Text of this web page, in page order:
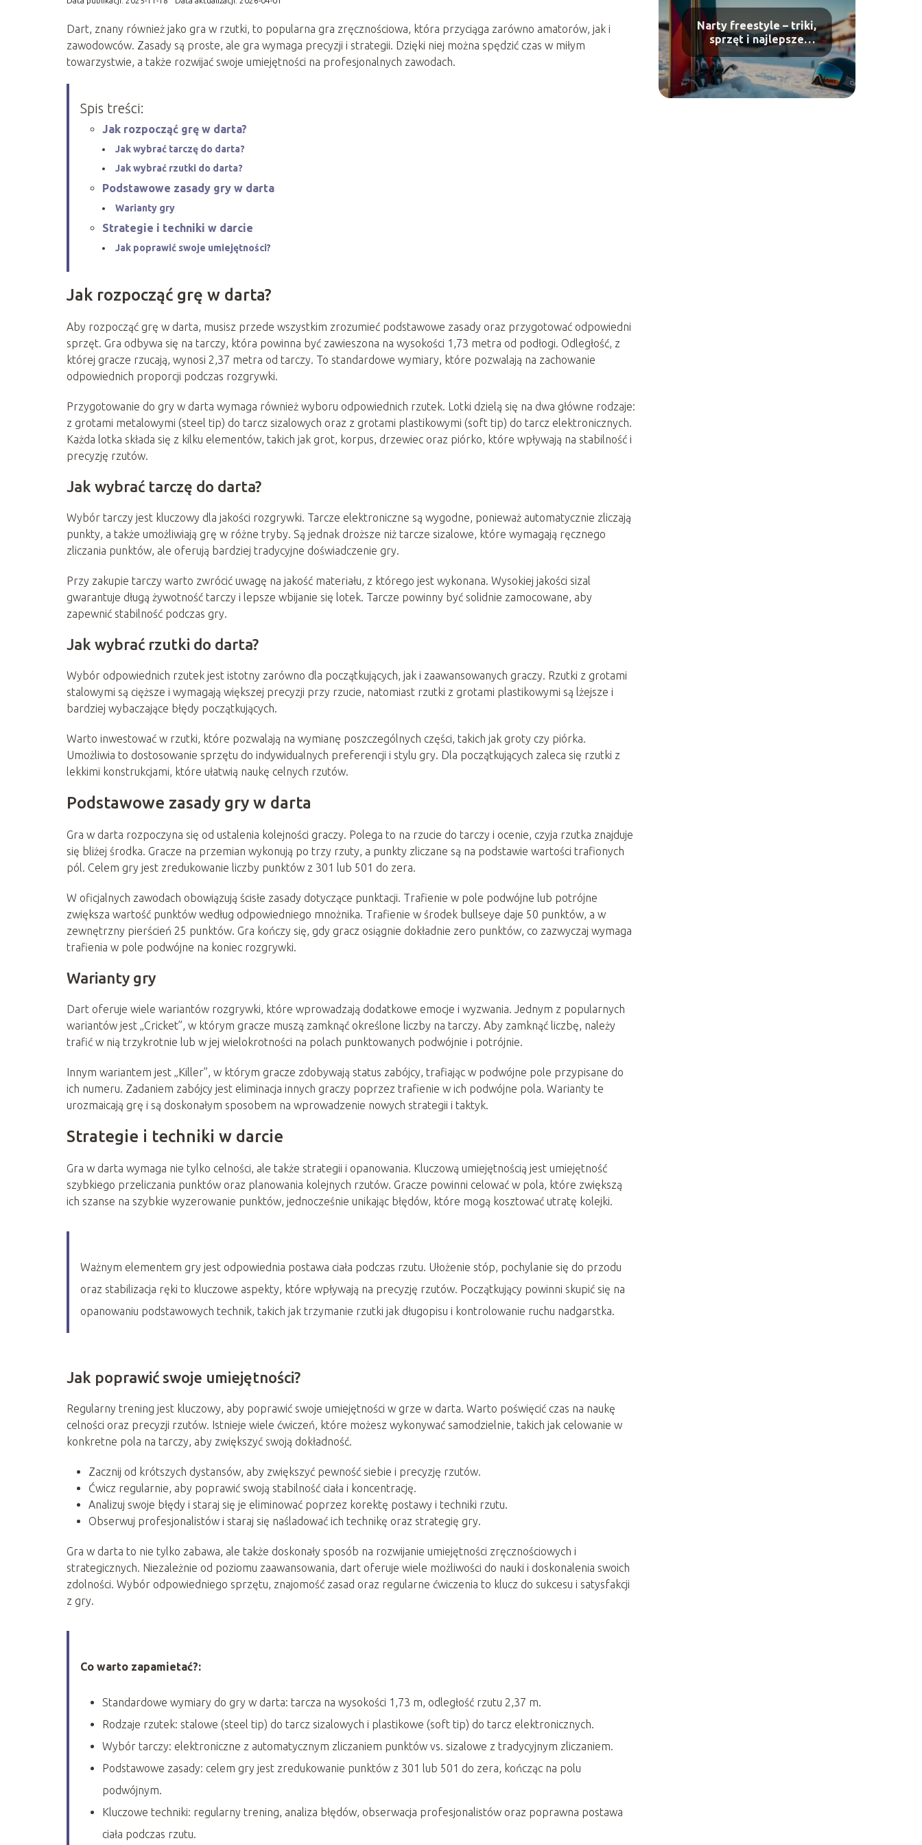
Dart, znany również jako gra w rzutki, to popularna gra zręcznościowa, która przyciąga zarówno amatorów, jak i
zawodowców. Zasady są proste, ale gra wymaga precyzji i strategii. Dzięki niej można spędzić czas w miłym
towarzystwie, a także rozwijać swoje umiejętności na profesjonalnych zawodach.
Spis treści:
Jak rozpocząć grę w darta?
Jak wybrać tarczę do darta?
Jak wybrać rzutki do darta?
Podstawowe zasady gry w darta
Warianty gry
Strategie i techniki w darcie
Jak poprawić swoje umiejętności?
Jak rozpocząć grę w darta?
Aby rozpocząć grę w darta, musisz przede wszystkim zrozumieć podstawowe zasady oraz przygotować odpowiedni
sprzęt. Gra odbywa się na tarczy, która powinna być zawieszona na wysokości 1,73 metra od podłogi. Odległość, z
której gracze rzucają, wynosi 2,37 metra od tarczy. To standardowe wymiary, które pozwalają na zachowanie
odpowiednich proporcji podczas rozgrywki.
Przygotowanie do gry w darta wymaga również wyboru odpowiednich rzutek. Lotki dzielą się na dwa główne rodzaje:
z grotami metalowymi (steel tip) do tarcz sizalowych oraz z grotami plastikowymi (soft tip) do tarcz elektronicznych.
Każda lotka składa się z kilku elementów, takich jak grot, korpus, drzewiec oraz piórko, które wpływają na stabilność i
precyzję rzutów.
Jak wybrać tarczę do darta?
Wybór tarczy jest kluczowy dla jakości rozgrywki. Tarcze elektroniczne są wygodne, ponieważ automatycznie zliczają
punkty, a także umożliwiają grę w różne tryby. Są jednak droższe niż tarcze sizalowe, które wymagają ręcznego
zliczania punktów, ale oferują bardziej tradycyjne doświadczenie gry.
Przy zakupie tarczy warto zwrócić uwagę na jakość materiału, z którego jest wykonana. Wysokiej jakości sizal
gwarantuje długą żywotność tarczy i lepsze wbijanie się lotek. Tarcze powinny być solidnie zamocowane, aby
zapewnić stabilność podczas gry.
Jak wybrać rzutki do darta?
Wybór odpowiednich rzutek jest istotny zarówno dla początkujących, jak i zaawansowanych graczy. Rzutki z grotami
stalowymi są cięższe i wymagają większej precyzji przy rzucie, natomiast rzutki z grotami plastikowymi są lżejsze i
bardziej wybaczające błędy początkujących.
Warto inwestować w rzutki, które pozwalają na wymianę poszczególnych części, takich jak groty czy piórka.
Umożliwia to dostosowanie sprzętu do indywidualnych preferencji i stylu gry. Dla początkujących zaleca się rzutki z
lekkimi konstrukcjami, które ułatwią naukę celnych rzutów.
Podstawowe zasady gry w darta
Gra w darta rozpoczyna się od ustalenia kolejności graczy. Polega to na rzucie do tarczy i ocenie, czyja rzutka znajduje
się bliżej środka. Gracze na przemian wykonują po trzy rzuty, a punkty zliczane są na podstawie wartości trafionych
pól. Celem gry jest zredukowanie liczby punktów z 301 lub 501 do zera.
W oficjalnych zawodach obowiązują ścisłe zasady dotyczące punktacji. Trafienie w pole podwójne lub potrójne
zwiększa wartość punktów według odpowiedniego mnożnika. Trafienie w środek bullseye daje 50 punktów, a w
zewnętrzny pierścień 25 punktów. Gra kończy się, gdy gracz osiągnie dokładnie zero punktów, co zazwyczaj wymaga
trafienia w pole podwójne na koniec rozgrywki.
Warianty gry
Dart oferuje wiele wariantów rozgrywki, które wprowadzają dodatkowe emocje i wyzwania. Jednym z popularnych
wariantów jest „Cricket”, w którym gracze muszą zamknąć określone liczby na tarczy. Aby zamknąć liczbę, należy
trafić w nią trzykrotnie lub w jej wielokrotności na polach punktowanych podwójnie i potrójnie.
Innym wariantem jest „Killer”, w którym gracze zdobywają status zabójcy, trafiając w podwójne pole przypisane do
ich numeru. Zadaniem zabójcy jest eliminacja innych graczy poprzez trafienie w ich podwójne pola. Warianty te
urozmaicają grę i są doskonałym sposobem na wprowadzenie nowych strategii i taktyk.
Strategie i techniki w darcie
Gra w darta wymaga nie tylko celności, ale także strategii i opanowania. Kluczową umiejętnością jest umiejętność
szybkiego przeliczania punktów oraz planowania kolejnych rzutów. Gracze powinni celować w pola, które zwiększą
ich szanse na szybkie wyzerowanie punktów, jednocześnie unikając błędów, które mogą kosztować utratę kolejki.
Ważnym elementem gry jest odpowiednia postawa ciała podczas rzutu. Ułożenie stóp, pochylanie się do przodu
oraz stabilizacja ręki to kluczowe aspekty, które wpływają na precyzję rzutów. Początkujący powinni skupić się na
opanowaniu podstawowych technik, takich jak trzymanie rzutki jak długopisu i kontrolowanie ruchu nadgarstka.
Jak poprawić swoje umiejętności?
Regularny trening jest kluczowy, aby poprawić swoje umiejętności w grze w darta. Warto poświęcić czas na naukę
celności oraz precyzji rzutów. Istnieje wiele ćwiczeń, które możesz wykonywać samodzielnie, takich jak celowanie w
konkretne pola na tarczy, aby zwiększyć swoją dokładność.
Zacznij od krótszych dystansów, aby zwiększyć pewność siebie i precyzję rzutów.
Ćwicz regularnie, aby poprawić swoją stabilność ciała i koncentrację.
Analizuj swoje błędy i staraj się je eliminować poprzez korektę postawy i techniki rzutu.
Obserwuj profesjonalistów i staraj się naśladować ich technikę oraz strategię gry.
Gra w darta to nie tylko zabawa, ale także doskonały sposób na rozwijanie umiejętności zręcznościowych i
strategicznych. Niezależnie od poziomu zaawansowania, dart oferuje wiele możliwości do nauki i doskonalenia swoich
zdolności. Wybór odpowiedniego sprzętu, znajomość zasad oraz regularne ćwiczenia to klucz do sukcesu i satysfakcji
z gry.
Co warto zapamietać?:
Standardowe wymiary do gry w darta: tarcza na wysokości 1,73 m, odległość rzutu 2,37 m.
Rodzaje rzutek: stalowe (steel tip) do tarcz sizalowych i plastikowe (soft tip) do tarcz elektronicznych.
Wybór tarczy: elektroniczne z automatycznym zliczaniem punktów vs. sizalowe z tradycyjnym zliczaniem.
Podstawowe zasady: celem gry jest zredukowanie punktów z 301 lub 501 do zera, kończąc na polu
podwójnym.
Kluczowe techniki: regularny trening, analiza błędów, obserwacja profesjonalistów oraz poprawna postawa
ciała podczas rzutu.
Narty freestyle – triki,
sprzęt i najlepsze
ośrodki